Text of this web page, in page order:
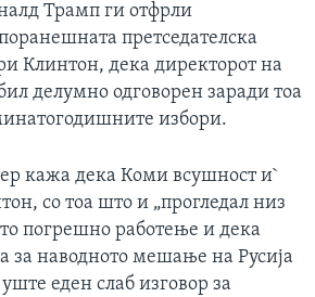
Трамп ги отфрли
претседателска
Клинтон, дека директорот на
делумно одговорен заради тоа
избори.
кажа дека Коми всушност и`
со тоа што и „прогледал низ
погрешно работење и дека
за наводното мешање на Русија
еден слаб изговор за